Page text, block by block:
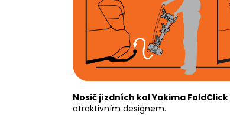
Nosič jízdních kol Yakima FoldClick
atraktivním designem.